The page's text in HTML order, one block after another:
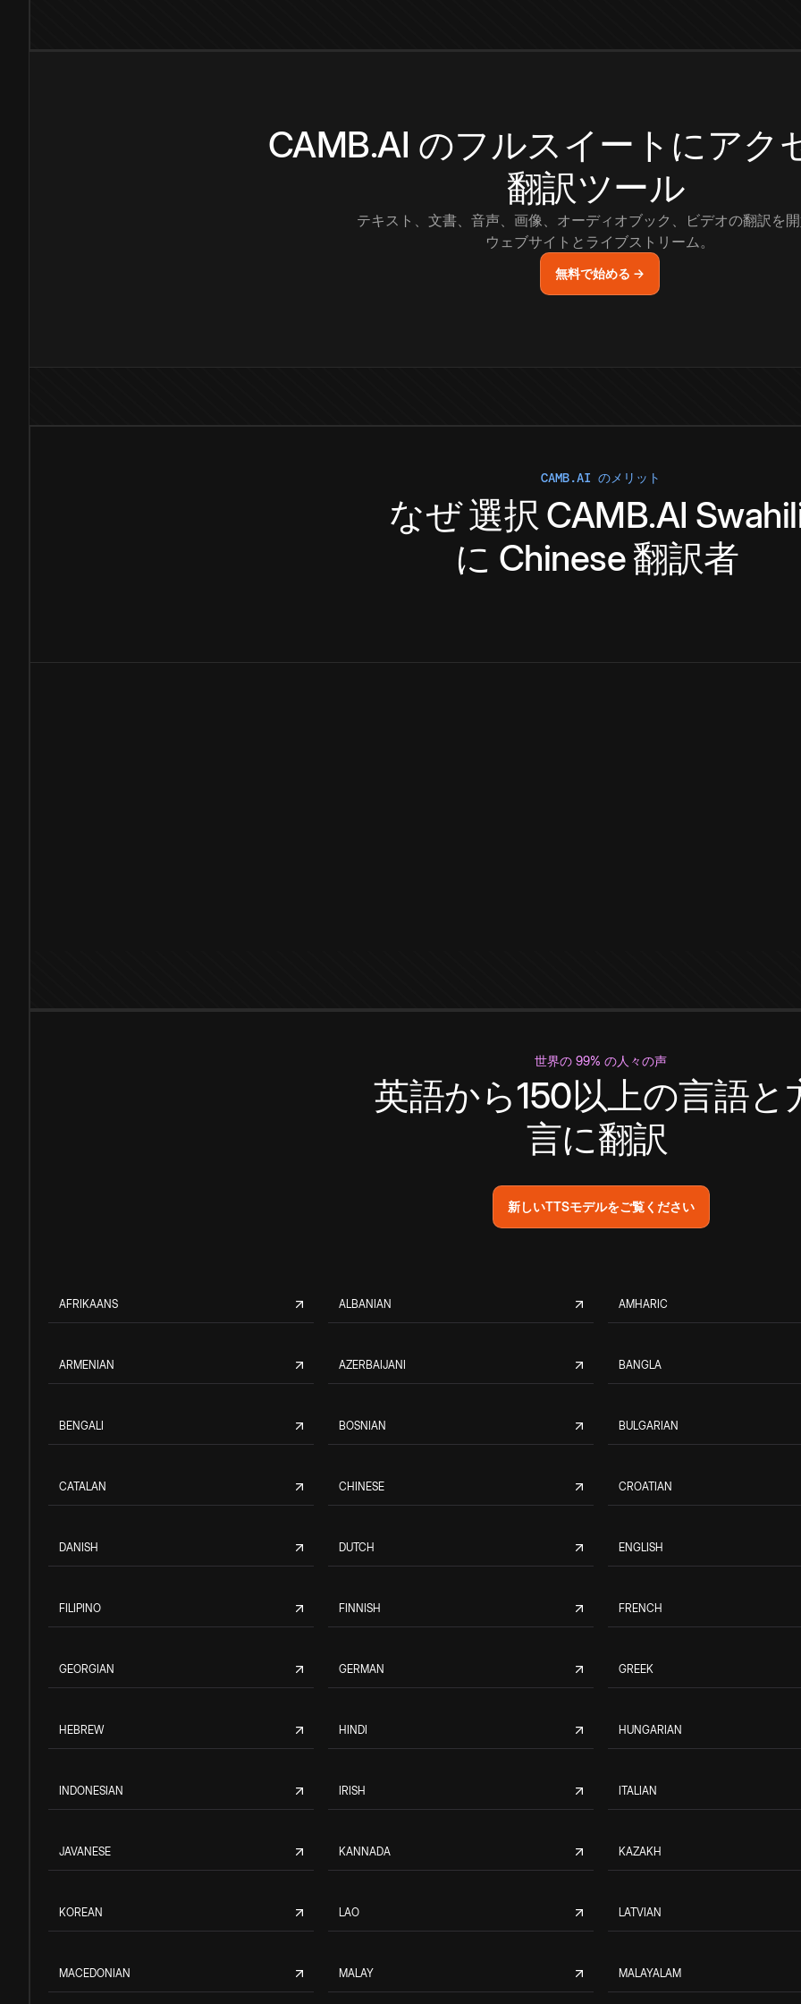
CAMB.AI のフルスイートにアク
翻訳ツール
テキスト、文書、音声、画像、オーディオブック、ビデオの翻訳を
ウェブサイトとライブストリーム。
無料で始める →
CAMB.AI のメリット
なぜ選択 CAMB.AI
に Chinese翻訳者
世界の 99% の人々の声
英語から150以上の言語と
言に翻訳
新しいTTSモデルをご覧ください
AFRIKAANS ALBANIAN AMHARIC
ARMENIAN AZERBAIJANI BANGLA
BENGALI BOSNIAN BULGARIAN
CATALAN CHINESE CROATIAN
DANISH DUTCH ENGLISH
FILIPINO FINNISH FRENCH
GEORGIAN GERMAN GREEK
HEBREW HINDI HUNGARIAN
INDONESIAN IRISH ITALIAN
JAVANESE KANNADA KAZAKH
KOREAN LAO LATVIAN
MACEDONIAN MALAY MALAYALAM